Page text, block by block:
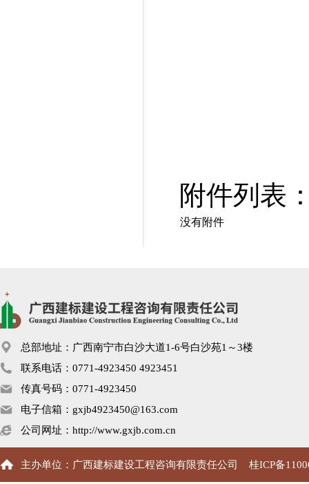
附件列表
没有附件
总部地址：广西南宁市白沙大道1-6号白沙苑1～3楼
联系电话：0771-4923450 4923451
传真号码：0771-4923450
电子信箱：gxjb4923450@163.com
公司网址：http://www.gxjb.com.cn
主办单位：广西建标建设工程咨询有限责任公司 桂ICP备